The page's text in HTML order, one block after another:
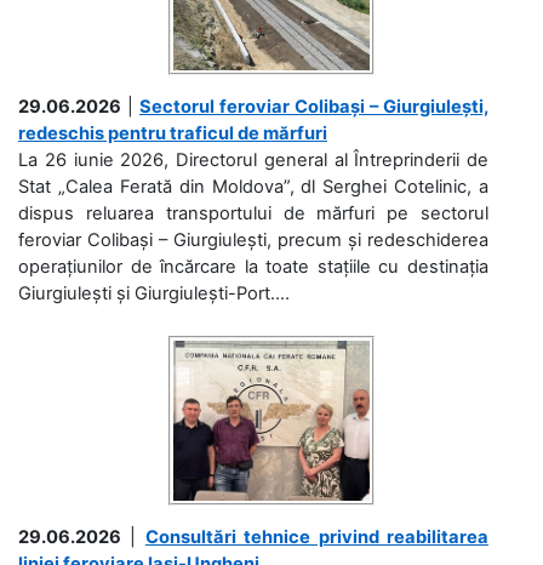
29.06.2026
Sectorul feroviar Colibași – Giurgiulești,
redeschis pentru traficul de mărfuri
La 26 iunie 2026, Directorul general al Întreprinderii de
Stat „Calea Ferată din Moldova”, dl Serghei Cotelinic, a
dispus reluarea transportului de mărfuri pe sectorul
feroviar Colibași – Giurgiulești, precum și redeschiderea
operațiunilor de încărcare la toate stațiile cu destinația
Giurgiulești și Giurgiulești-Port....
29.06.2026
Consultări tehnice privind reabilitarea